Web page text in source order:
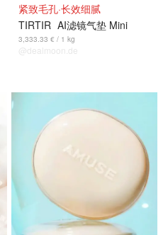
紧致毛孔·长效细腻
TIRTIR AI滤镜气垫 Mini
3,333.33 € / 1 kg
@dealmoon.de